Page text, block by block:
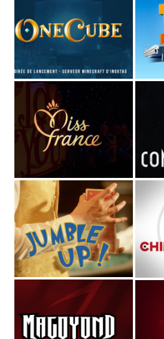
STUDIO
Directeur Artistiqueet
(spécialisé dans les cultures de